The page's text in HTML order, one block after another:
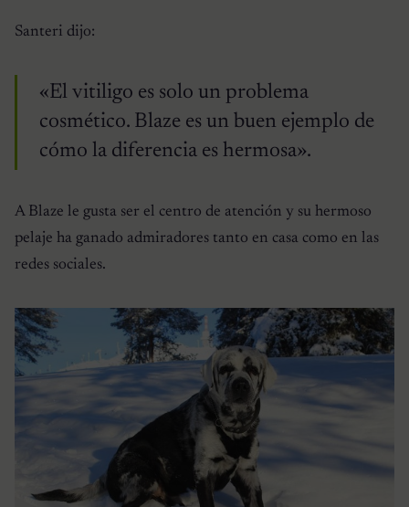
Santeri dijo:
«El vitiligo es solo un problema
cosmético. Blaze es un buen ejemplo de
cómo la diferencia es hermosa».
A Blaze le gusta ser el centro de atención y su hermoso
pelaje ha ganado admiradores tanto en casa como en las
redes sociales.